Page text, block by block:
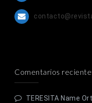
Comentarios
TERESITA Name